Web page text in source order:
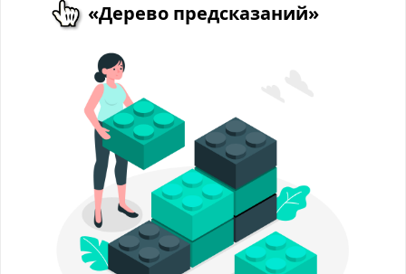
«Дерево предсказаний»